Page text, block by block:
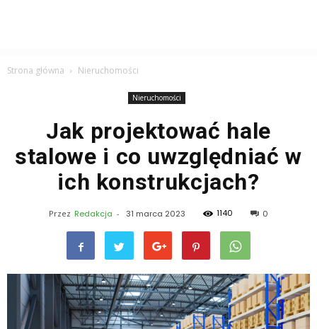
Strona główna Nieruchomości
Nieruchomości
Jak projektować hale
stalowe i co uwzględniać w
ich konstrukcjach?
Przez Redakcja - 31 marca 2023 1140 0